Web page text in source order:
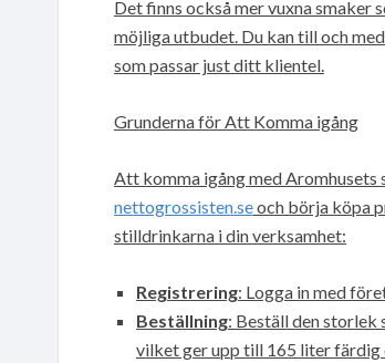
Det finns också mer vuxna
möjliga utbudet. Du kan till och
som passar just ditt klientel.
Grunderna för Att Komma igång
Att komma igång med
nettogrossisten.seoch börja köpa
stilldrinkarna i din verksamhet:
Registrering: Logga in med
Beställning: Beställ den storlek
vilket ger upp till 165 liter färdig